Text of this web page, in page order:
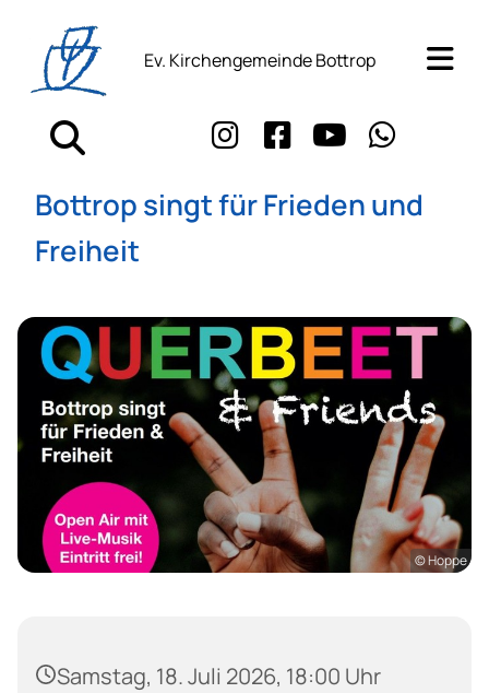
Ev. Kirchengemeinde Bottrop
Bottrop singt für Frieden und
Freiheit
© Hoppe
Samstag, 18. Juli 2026, 18:00 Uhr